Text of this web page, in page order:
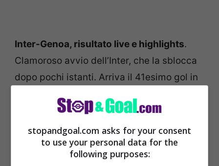
Inter-Genoa, risultato live e highlights.
Clamoroso avvio dell’Inter, che la sblocca
dopo pochi istanti. Arriva il 41esimo gol in
sblocca il match, partenza shock per il
Genoa di Ballardini. Nel secondo tempo,
Big-Rom si trasforma in assist-man e
piazza il pallone per Matteo Darmian che,
stopandgoal.com asks for your consent
to use your personal data for the
following purposes: